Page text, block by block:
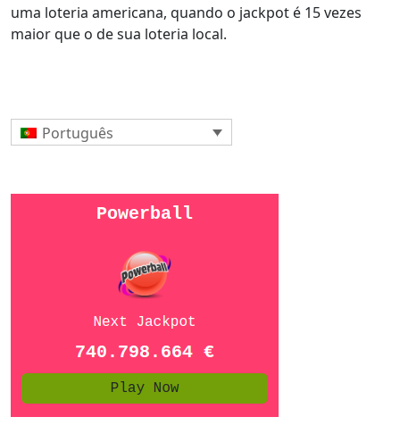
uma loteria americana, quando o jackpot é 15 vezes
maior que o de sua loteria local.
Português